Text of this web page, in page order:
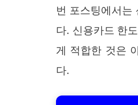
번 포스팅에서는
다. 신용카드 한
게 적합한 것은
다.